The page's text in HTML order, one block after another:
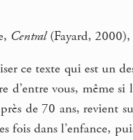
Central(Fayard, 2000),
ce texte qui est un
d’entre vous, même
de 70 ans, revient
dans l’enfance,